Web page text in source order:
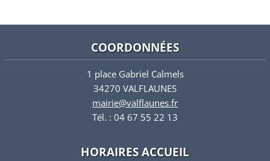
COORDONNÉES
1 place Gabriel Calmels
34270 VALFLAUNES
mairie@valflaunes.fr
Tél. : 04 67 55 22 13
HORAIRES ACCUEIL